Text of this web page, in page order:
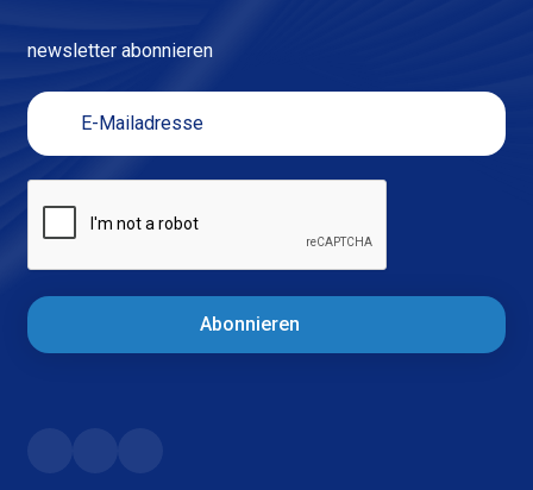
newsletter abonnieren
Abonnieren